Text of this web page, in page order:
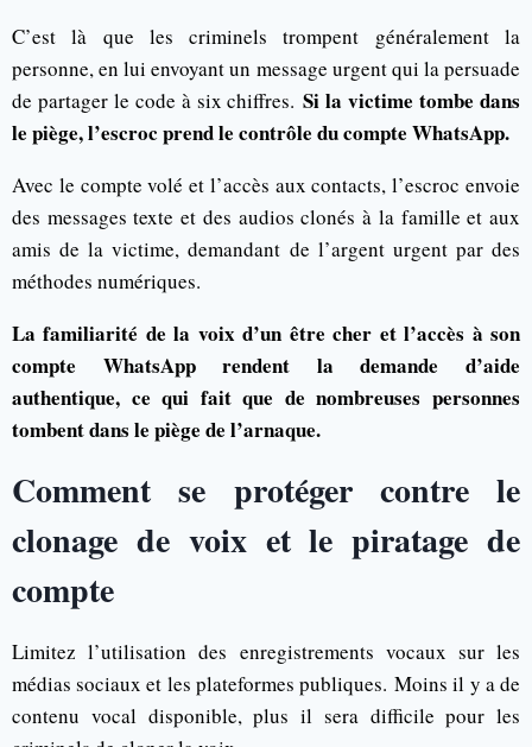
C’est là que les criminels trompent généralement la
personne, en lui envoyant un message urgent qui la persuade
de partager le code à six chiffres.Si la victime tombe dans
le piège, l’escroc prend le contrôle du compte WhatsApp.
Avec le compte volé et l’accès aux contacts, l’escroc envoie
des messages texte et des audios clonés à la famille et aux
amis de la victime, demandant de l’argent urgent par des
méthodes numériques.
La familiarité de la voix d’un être cher et l’accès à son
compte WhatsApp rendent la demande d’aide
authentique, ce qui fait que de nombreuses personnes
tombent dans le piège de l’arnaque.
Comment se protéger contre le
clonage de voix et le piratage de
compte
Limitez l’utilisation des enregistrements vocaux sur les
médias sociaux et les plateformes publiques. Moins il y a de
contenu vocal disponible, plus il sera difficile pour les